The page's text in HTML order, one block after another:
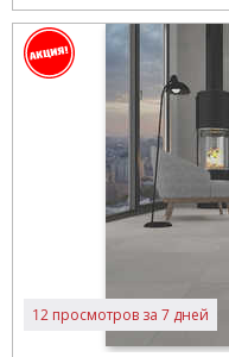
12 просмотров за 7 дней